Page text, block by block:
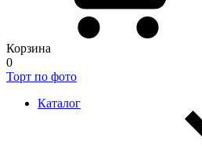
Корзина
0
Торт по фото
Каталог